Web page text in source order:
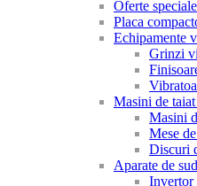
Oferte speciale
Placa
Echipamente
Grinzi
Masini de
Masini
Mese
Discuri
Aparate de
Invertor